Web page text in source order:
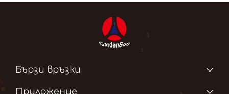
Бързи връзки
Продукти
Приложение